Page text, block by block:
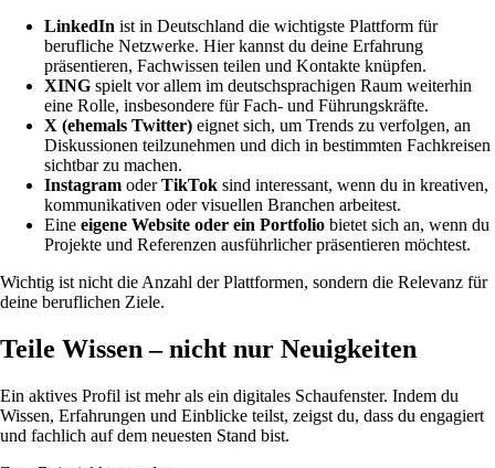
LinkedIn ist in Deutschland die wichtigste Plattform für
berufliche Netzwerke. Hier kannst du deine Erfahrung
präsentieren, Fachwissen teilen und Kontakte knüpfen.
XING spielt vor allem im deutschsprachigen Raum weiterhin
eine Rolle, insbesondere für Fach- und Führungskräfte.
X (ehemals Twitter) eignet sich, um Trends zu verfolgen, an
Diskussionen teilzunehmen und dich in bestimmten Fachkreisen
sichtbar zu machen.
Instagram oderTikTok sind interessant, wenn du in kreativen,
kommunikativen oder visuellen Branchen arbeitest.
Eine eigene Website oder ein Portfolio bietet sich an, wenn du
Projekte und Referenzen ausführlicher präsentieren möchtest.
Wichtig ist nicht die Anzahl der Plattformen, sondern die Relevanz für
deine beruflichen Ziele.
Teile Wissen – nicht nur Neuigkeiten
Ein aktives Profil ist mehr als ein digitales Schaufenster. Indem du
Wissen, Erfahrungen und Einblicke teilst, zeigst du, dass du engagiert
und fachlich auf dem neuesten Stand bist.